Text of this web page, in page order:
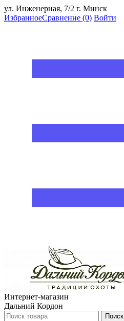
ул. Инженерная, 7/2 г. Минск
ИзбранноеСравнение (0) Войти
Интернет-магазин
Дальний Кордон
Поиск